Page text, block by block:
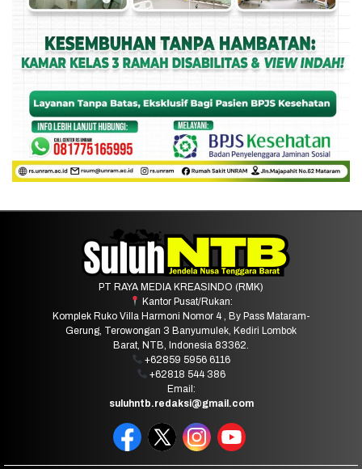
PT RAYA MEDIA KREASINDO (RMK)
Kantor Pusat/Rukan:
Komplek Ruko Villa Harmoni Nomor 4 , By Pass Mataram-
Gerung, Terowongan 3 Banyumulek, Kediri Lombok
Barat, NTB, Indonesia 83362.
+62859 5956 6116
+62818 544 386
Email:
suluhntb.redaksi@gmail.com